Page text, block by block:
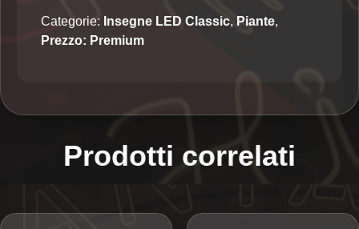
Categorie: Insegne LED Classic, Piante,
Prezzo: Premium
Prodotti correlati